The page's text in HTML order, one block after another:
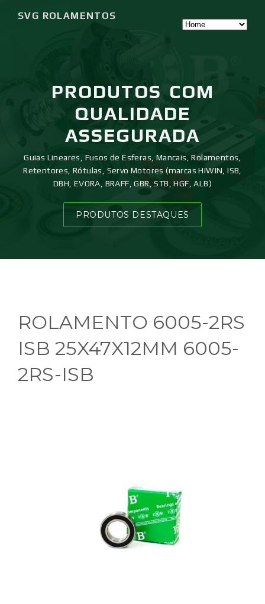
SVG ROLAMENTOS
PRODUTOS COM
QUALIDADE
ASSEGURADA
Guias Lineares, Fusos de Esferas, Mancais, Rolamentos,
Retentores, Rótulas, Servo Motores (marcas HIWIN, ISB,
DBH, EVORA, BRAFF, GBR, STB, HGF, ALB)
PRODUTOS DESTAQUES
ROLAMENTO 6005-2RS
ISB 25X47X12MM 6005-
2RS-ISB